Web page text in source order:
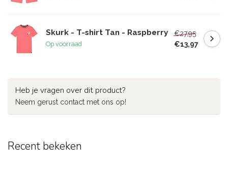
Skurk - T-shirt Tan - Raspberry
Op voorraad
€27,95
€13,97
Heb je vragen over dit product?
Neem gerust contact met ons op!
Recent bekeken